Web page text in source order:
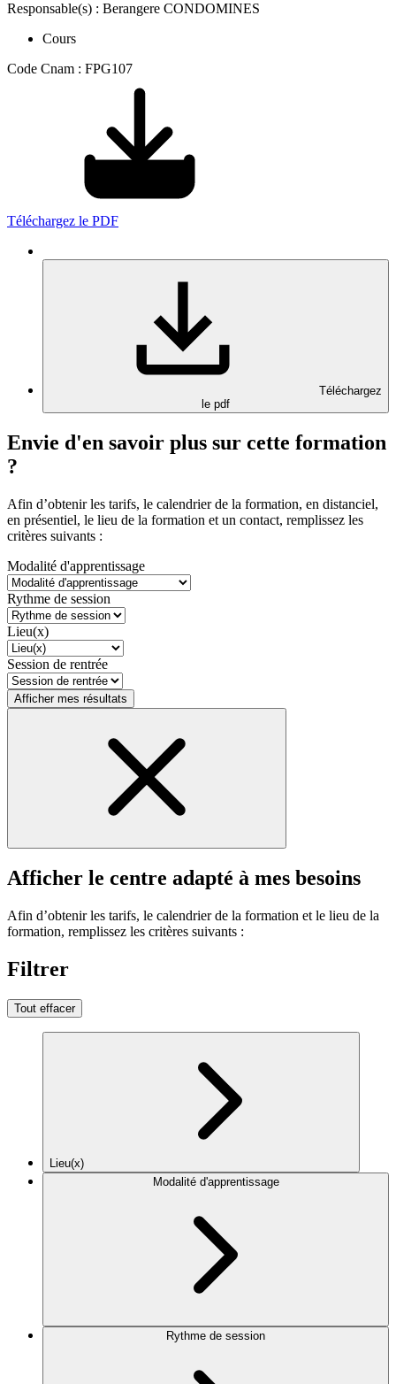
Responsable(s) : Berangere CONDOMINES
Cours
Code Cnam : FPG107
Téléchargez le PDF
Téléchargez
le pdf
Envie d'en savoir plus sur cette formation
?
Afin d’obtenir les tarifs, le calendrier de la formation, en distanciel,
en présentiel, le lieu de la formation et un contact, remplissez les
critères suivants :
Modalité d'apprentissage
Rythme de session
Lieu(x)
Session de rentrée
Afficher mes résultats
Afficher le centre adapté à mes besoins
Afin d’obtenir les tarifs, le calendrier de la formation et le lieu de la
formation, remplissez les critères suivants :
Filtrer
Tout effacer
Lieu(x)
Modalité d'apprentissage
Rythme de session